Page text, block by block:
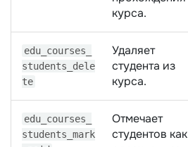
курса.
edu_courses_
students_dele
te
Удаляет
студента из
курса.
edu_courses_
students_mark
Отмечает
студентов как